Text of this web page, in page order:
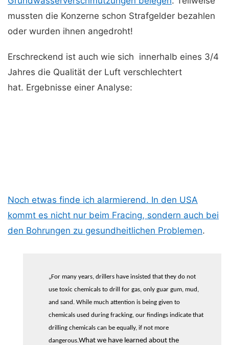
mussten die Konzerne schon Strafgelder bezahlen
oder wurden ihnen angedroht!
Erschreckend ist auch wie sich innerhalb eines 3/4
Jahres die Qualität der Luft verschlechtert
hat. Ergebnisse einer Analyse:
Noch etwas finde ich alarmierend. In den USA
kommt es nicht nur beim Fracing, sondern auch bei
den Bohrungen zu gesundheitlichen Problemen.
„For many years, drillers have insisted that they do not
use toxic chemicals to drill for gas, only guar gum, mud,
and sand. While much attention is being given to
chemicals used during fracking, our findings indicate that
drilling chemicals can be equally, if not more
dangerous.What we have learned about the